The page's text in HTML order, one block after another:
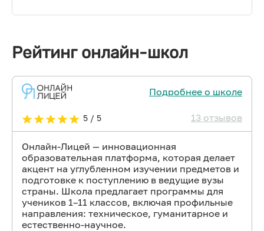
Рейтинг онлайн-школ
Подробнее о школе
5 / 5 13 отзывов
Онлайн-Лицей — инновационная
образовательная платформа, которая делает
акцент на углубленном изучении предметов и
подготовке к поступлению в ведущие вузы
страны. Школа предлагает программы для
учеников 1–11 классов, включая профильные
направления: техническое, гуманитарное и
естественно-научное.